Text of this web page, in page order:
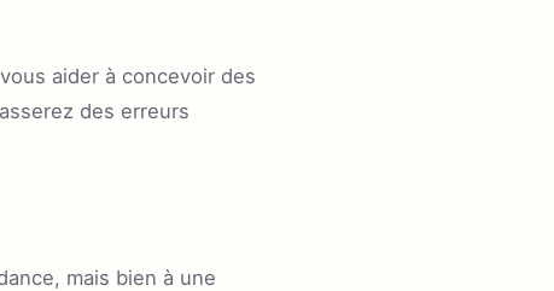
aider à concevoir des
des erreurs
mais bien à une